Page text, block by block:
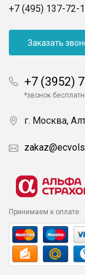
+7 (495) 137-72-
Заказать
+7 (3952)
*звонок
г. Москва,
Принимаем к оплате: